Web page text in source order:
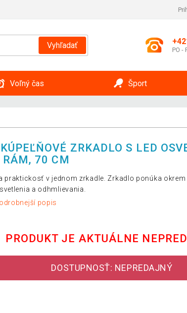
Vyhľadať PO -
Voľný čas Šport
ZRKADLO S LED
70 CM
praktickosť v jednom zrkadle. Zrkadlo ponúka
a odhmlievania.
popis
PRODUKT JE AKTUÁLNE
DOSTUPNOSŤ: NEPREDAJNÝ